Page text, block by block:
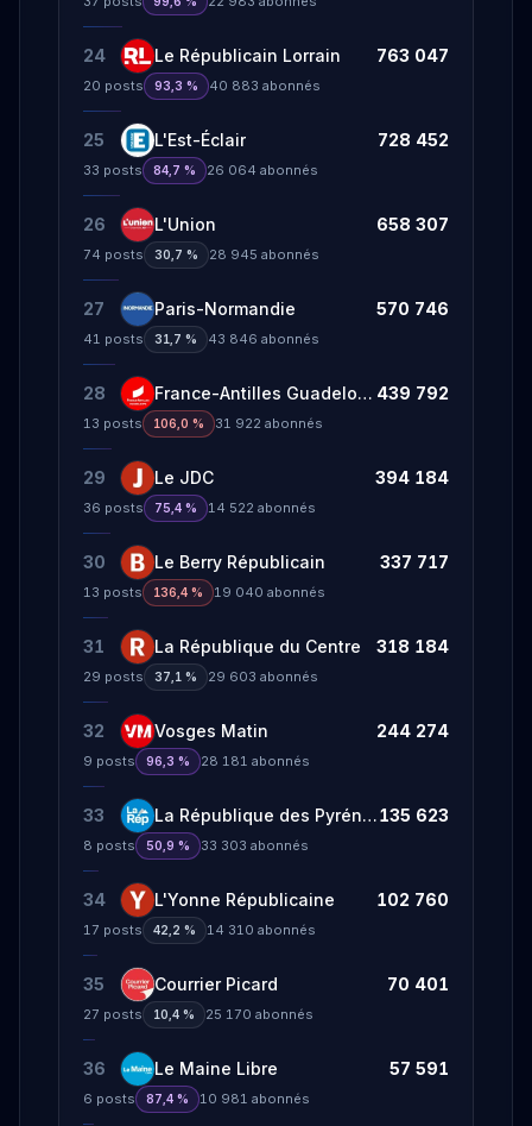
24 Le Républicain Lorrain 763 047
20 posts 93,3 % 40 883 abonnés
25 L'Est-Éclair 728 452
33 posts 84,7 % 26 064 abonnés
26 L'Union 658 307
74 posts 30,7 % 28 945 abonnés
27 Paris-Normandie 570 746
41 posts 31,7 % 43 846 abonnés
28 France-Antilles Guadeloupe 439 792
13 posts 106,0 % 31 922 abonnés
29 Le JDC 394 184
36 posts 75,4 % 14 522 abonnés
30 Le Berry Républicain 337 717
13 posts 136,4 % 19 040 abonnés
31 La République du Centre 318 184
29 posts 37,1 % 29 603 abonnés
32 Vosges Matin 244 274
9 posts 96,3 % 28 181 abonnés
33 La République des Pyrénées135 623
8 posts 50,9 % 33 303 abonnés
34 L'Yonne Républicaine 102 760
17 posts 42,2 % 14 310 abonnés
35 Courrier Picard 70 401
27 posts 10,4 % 25 170 abonnés
36 Le Maine Libre 57 591
6 posts 87,4 % 10 981 abonnés